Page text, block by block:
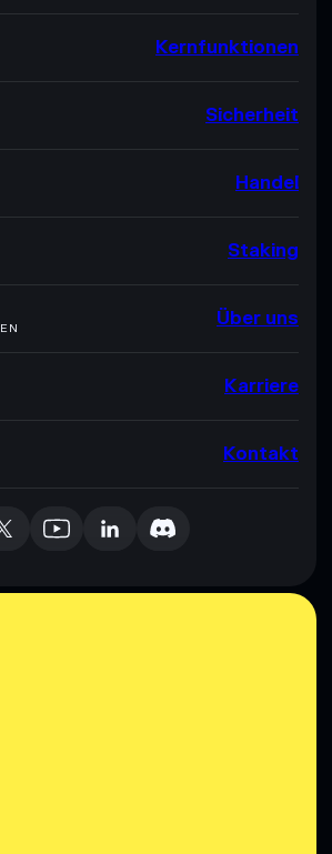
Kernfunktionen
Sicherheit
Handel
Staking
Über uns
Karriere
Kontakt